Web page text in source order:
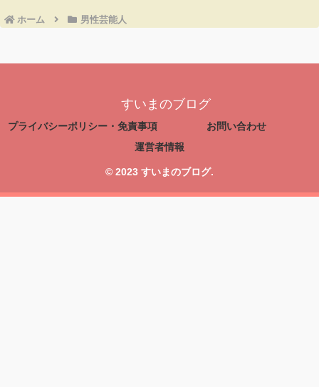
ホーム 男性芸能人
すいまのブログ
プライバシーポリシー・免責事項
お問い合わせ
運営者情報
© 2023 すいまのブログ.